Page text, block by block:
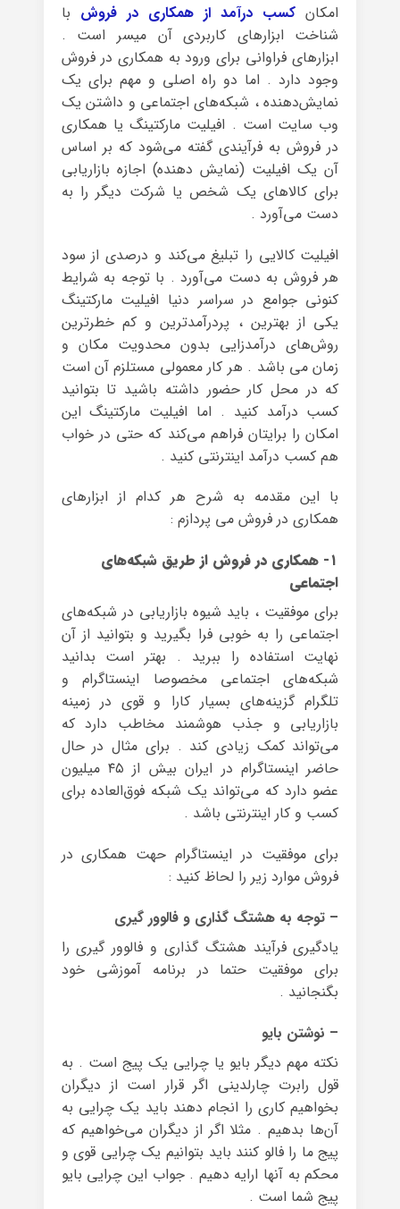
امکان کسب درآمد از همکاری در فروش با
شناخت ابزارهای کاربردی آن میسر است .
ابزارهای فراوانی برای ورود به همکاری در فروش
وجود دارد . اما دو راه اصلی و مهم برای یک
نمایش‌دهنده ، شبکه‌های اجتماعی و داشتن یک
وب سایت است . افیلیت مارکتینگ یا همکاری
در فروش به فرآیندی گفته می‌شود که بر اساس
آن یک افیلیت (نمایش دهنده) اجازه بازاریابی
برای کالاهای یک شخص یا شرکت دیگر را به
دست می‌آورد .
افیلیت کالایی را تبلیغ می‌کند و درصدی از سود
هر فروش به دست می‌آورد . با توجه به شرایط
کنونی جوامع در سراسر دنیا افیلیت مارکتینگ
یکی از بهترین ، پردرآمدترین و کم خطرترین
روش‌های درآمدزایی بدون محدویت مکان و
زمان می باشد . هر کار معمولی مستلزم آن است
که در محل کار حضور داشته باشید تا بتوانید
کسب درآمد کنید . اما افیلیت مارکتینگ این
امکان را برایتان فراهم می‌کند که حتی در خواب
هم کسب درآمد اینترنتی کنید .
با این مقدمه به شرح هر کدام از ابزارهای
همکاری در فروش می پردازم :
۱- همکاری در فروش از طریق شبکه‌های
اجتماعی
برای موفقیت ، باید شیوه بازاریابی در شبکه‌های
اجتماعی را به خوبی فرا بگیرید و بتوانید از آن
نهایت استفاده را ببرید . بهتر است بدانید
شبکه‌های اجتماعی مخصوصا اینستاگرام و
تلگرام گزینه‌های بسیار کارا و قوی‌ در زمینه
بازاریابی و جذب هوشمند مخاطب دارد که
می‌تواند کمک زیادی کند . برای مثال در حال
حاضر اینستاگرام در ایران بیش از ۴۵ میلیون
عضو دارد که می‌تواند یک شبکه فوق‌العاده برای
کسب و کار اینترنتی باشد .
برای موفقیت در اینستاگرام حهت همکاری در
فروش موارد زیر را لحاظ کنید :
– توجه به هشتگ گذاری و فالوور گیری
یادگیری فرآیند هشتگ گذاری و فالوور گیری را
برای موفقیت حتما در برنامه آموزشی خود
بگنجانید .
– نوشتن بایو
نکته مهم دیگر بایو یا چرایی یک پیج است . به
قول رابرت چارلدینی اگر قرار است از دیگران
بخواهیم کاری را انجام دهند باید یک چرایی به
آن‌ها بدهیم . مثلا اگر از دیگران می‌خواهیم که
پیج ما را فالو کنند باید بتوانیم یک چرایی قوی و
محکم به آنها ارایه دهیم . جواب این چرایی بایو
پیج شما است .